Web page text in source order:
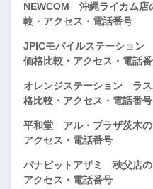
NEWCOM 沖縄ライカム店
較・アクセス・電話番号
JPICモバイルステーション
価格比較・アクセス・電話
オレンジステーション ラ
格比較・アクセス・電話番号
平和堂 アル・プラザ茨木の
アクセス・電話番号
パナピットアザミ 秩父店の
アクセス・電話番号